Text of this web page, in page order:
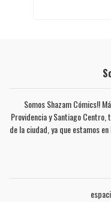
Somos Shazam Cómics!!
Providencia y Santiago
de la ciudad, ya que estamos